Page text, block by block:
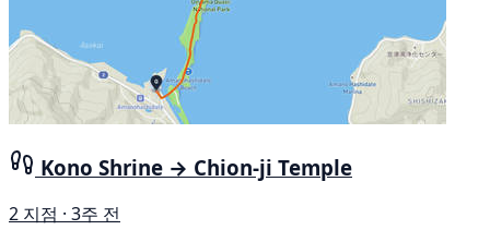
Kono Shrine → Chion-ji Temple
2 지점 · 3주 전